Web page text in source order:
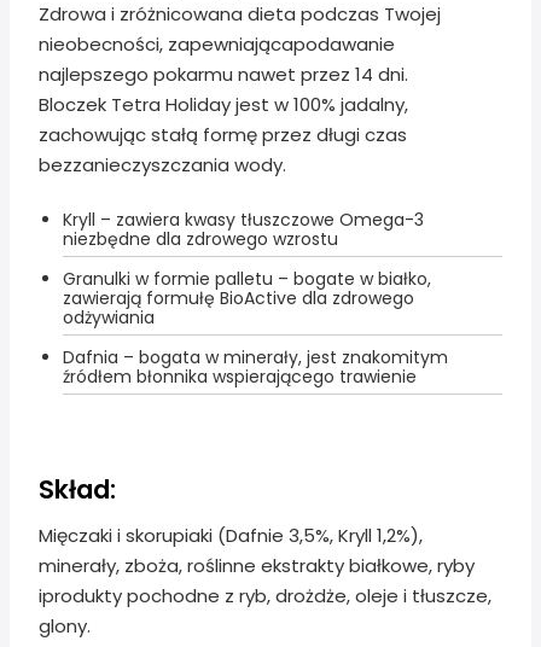
Zdrowa i zróżnicowana dieta podczas Twojej
nieobecności, zapewniającapodawanie
najlepszego pokarmu nawet przez 14 dni.
Bloczek Tetra Holiday jest w 100% jadalny,
zachowując stałą formę przez długi czas
bezzanieczyszczania wody.
Kryll – zawiera kwasy tłuszczowe Omega-3
niezbędne dla zdrowego wzrostu
Granulki w formie palletu – bogate w białko,
zawierają formułę BioActive dla zdrowego
odżywiania
Dafnia – bogata w minerały, jest znakomitym
źródłem błonnika wspierającego trawienie
Skład:
Mięczaki i skorupiaki (Dafnie 3,5%, Kryll 1,2%),
minerały, zboża, roślinne ekstrakty białkowe, ryby
iprodukty pochodne z ryb, drożdże, oleje i tłuszcze,
glony.